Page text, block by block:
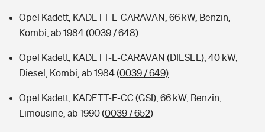
Opel Kadett, KADETT-E-CARAVAN, 66 kW, Benzin,
Kombi, ab 1984(0039 / 648)
Opel Kadett, KADETT-E-CARAVAN (DIESEL), 40 kW,
Diesel, Kombi, ab 1984(0039 / 649)
Opel Kadett, KADETT-E-CC (GSI), 66 kW, Benzin,
Limousine, ab 1990(0039 / 652)